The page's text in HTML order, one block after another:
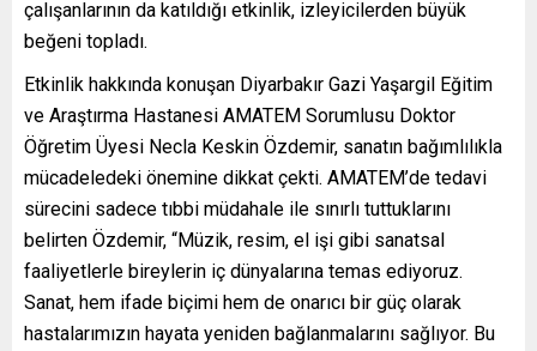
çalışanlarının da katıldığı etkinlik, izleyicilerden büyük
beğeni topladı.
Etkinlik hakkında konuşan Diyarbakır Gazi Yaşargil Eğitim
ve Araştırma Hastanesi AMATEM Sorumlusu Doktor
Öğretim Üyesi Necla Keskin Özdemir, sanatın bağımlılıkla
mücadeledeki önemine dikkat çekti. AMATEM’de tedavi
sürecini sadece tıbbi müdahale ile sınırlı tuttuklarını
belirten Özdemir, “Müzik, resim, el işi gibi sanatsal
faaliyetlerle bireylerin iç dünyalarına temas ediyoruz.
Sanat, hem ifade biçimi hem de onarıcı bir güç olarak
hastalarımızın hayata yeniden bağlanmalarını sağlıyor. Bu